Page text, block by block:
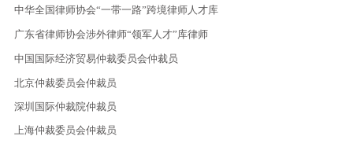
中华全国律师协会“一带一路”跨境律师人才库
广东省律师协会涉外律师“领军人才”库律师
中国国际经济贸易仲裁委员会仲裁员
北京仲裁委员会仲裁员
深圳国际仲裁院仲裁员
上海仲裁委员会仲裁员